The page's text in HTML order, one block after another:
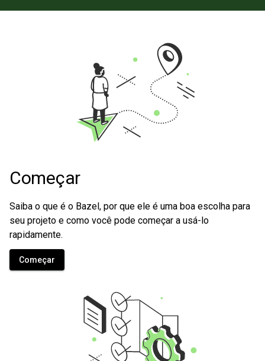
Começar
Saiba o que é o Bazel, por que ele é uma boa escolha para
seu projeto e como você pode começar a usá-lo
rapidamente.
Começar